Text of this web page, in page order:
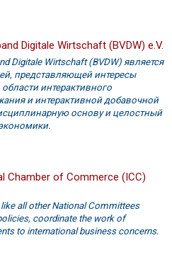
Digitale Wirtschaft (BVDW) e.V.
Digitale Wirtschaft (BVDW) является
представляющей интересы
интерактивного
и интерактивной добавочной
основу и целостный
Chamber of Commerce (ICC)
like all other National Committees
coordinate the work of
to international business concerns.